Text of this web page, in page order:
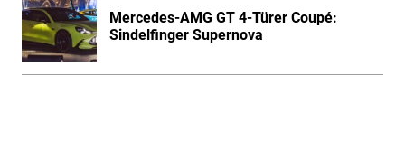
Mercedes-AMG GT 4-Türer Coupé:
Sindelfinger Supernova